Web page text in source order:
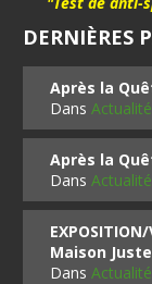
DERNIÈRES
Après la
Dans
Après la
Dans
Maison
Dans